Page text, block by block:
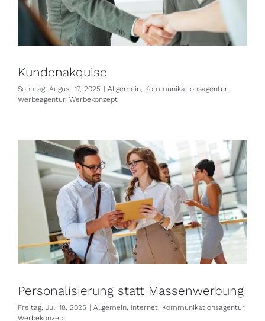
Kundenakquise
Sonntag, August 17, 2025 | Allgemein, Kommunikationsagentur,
Werbeagentur, Werbekonzept
Personalisierung statt Massenwerbung
Freitag, Juli 18, 2025 | Allgemein Internet Kommunikationsagentur,
Werbekonzept